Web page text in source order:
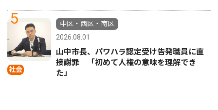
5
社会
中区・西区・南区
2026.08.01
山中市長、パワハラ認定受け告発職員に直
接謝罪 「初めて人権の意味を理解でき
た」